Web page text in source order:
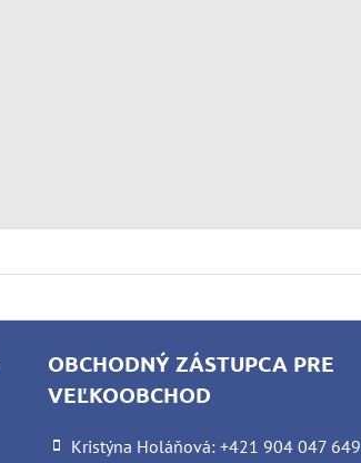
OBCHODNÝ ZÁSTUPCA PRE
VEĽKOOBCHOD
Kristýna Holáňová: +421 904 047 649